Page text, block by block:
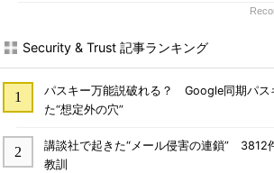
Security & Trust 記事ランキング
パスキー万能説破れる？ Google同期パス
た“想定外の穴”
講談社で起きた“メール侵害の連鎖” 3812
教訓